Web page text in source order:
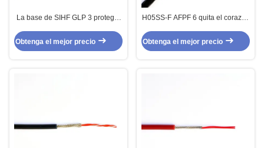
La base de SIHF GLP 3 protegió
del cable de control
Obtenga el mejor precio
H05SS-F AFPF 6 quita el corazón
el cable para teledirigido
Obtenga el mejor precio